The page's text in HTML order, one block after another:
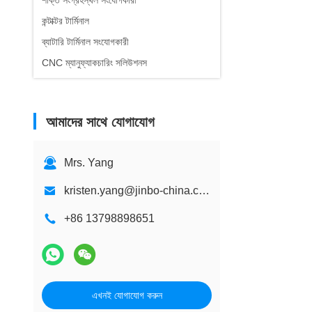
কন্টাক্টর টার্মিনাল
ব্যাটারি টার্মিনাল সংযোগকারী
CNC ম্যানুফ্যাকচারিং সলিউশনস
আমাদের সাথে যোগাযোগ
Mrs. Yang
kristen.yang@jinbo-china.com
+86 13798898651
এখনই যোগাযোগ করুন